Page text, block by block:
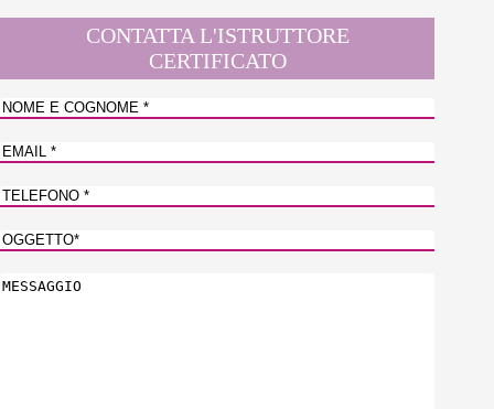
CONTATTA L'ISTRUTTORE
CERTIFICATO
Nome
e
Nome
Email*
N.
telefono*
Oggetto
Messaggio*